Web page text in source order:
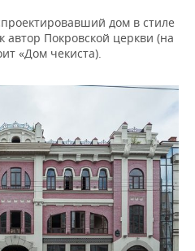
дом в стиле
автор Покровской церкви (на
«Дом чекиста).